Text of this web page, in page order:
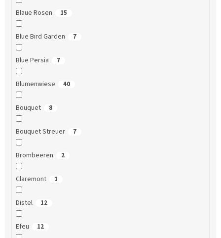
Blaue Rosen 15
Blue Bird Garden 7
Blue Persia 7
Blumenwiese 40
Bouquet 8
Bouquet Streuer 7
Brombeeren 2
Claremont 1
Distel 12
Efeu 12